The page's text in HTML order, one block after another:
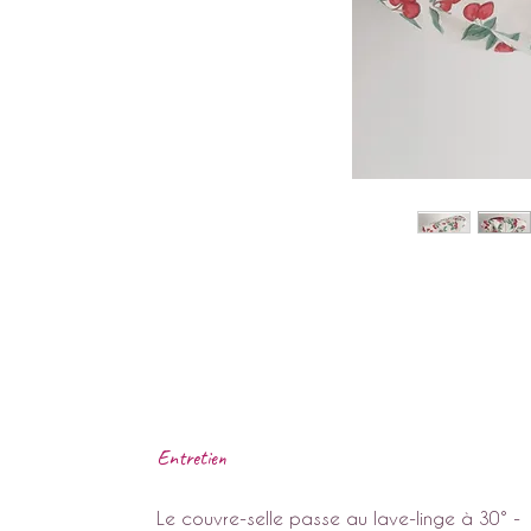
Entretien
Le couvre-selle passe au lave-linge à 30° -